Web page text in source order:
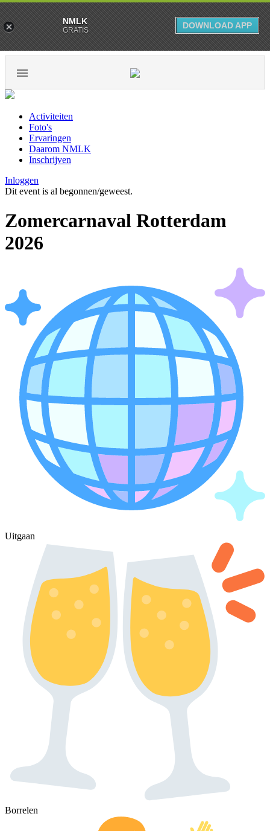
Activiteiten
Foto's
Ervaringen
Daarom NMLK
Inschrijven
Inloggen
Dit event is al begonnen/geweest.
Zomercarnaval Rotterdam
2026
Uitgaan
Borrelen
NMLK
GRATIS DOWNLOAD APP